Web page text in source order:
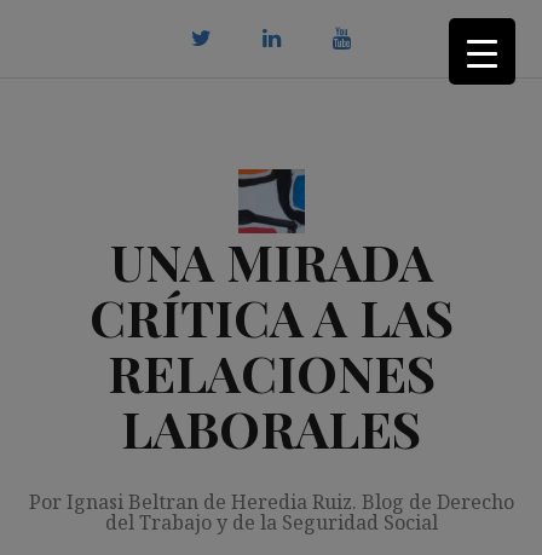
UNA MIRADA
CRÍTICA A LAS
RELACIONES
LABORALES
Por Ignasi Beltran de Heredia Ruiz. Blog de Derecho
del Trabajo y de la Seguridad Social